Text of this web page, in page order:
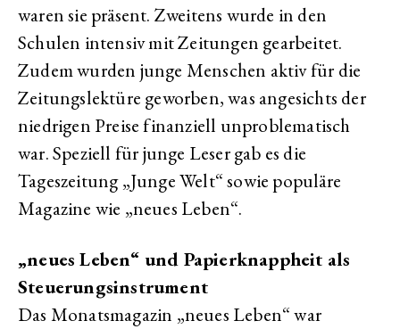
waren sie präsent. Zweitens wurde in den
Schulen intensiv mit Zeitungen gearbeitet.
Zudem wurden junge Menschen aktiv für die
Zeitungslektüre geworben, was angesichts der
niedrigen Preise finanziell unproblematisch
war. Speziell für junge Leser gab es die
Tageszeitung „Junge Welt“ sowie populäre
Magazine wie „neues Leben“.
„neues Leben“ und Papierknappheit als
Steuerungsinstrument
Das Monatsmagazin „neues Leben“ war